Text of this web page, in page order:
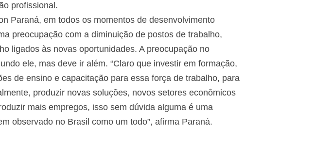
profissional.
Paraná, em todos os momentos de desenvolvimento
preocupação com a diminuição de postos de trabalho,
ligados às novas oportunidades. A preocupação no
ele, mas deve ir além. “Claro que investir em formação,
de ensino e capacitação para essa força de trabalho, para
produzir novas soluções, novos setores econômicos
mais empregos, isso sem dúvida alguma é uma
observado no Brasil como um todo”, afirma Paraná.